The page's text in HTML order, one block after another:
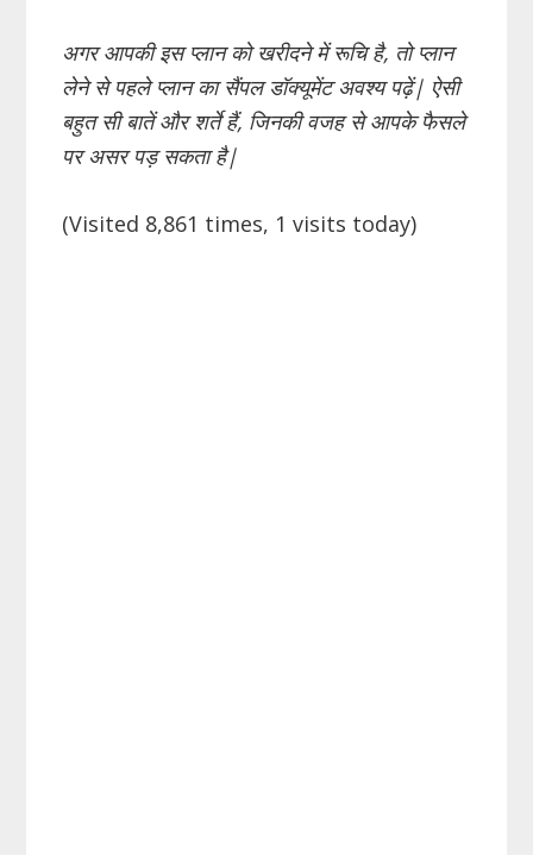
अगर आपकी इस प्लान को खरीदने में रूचि है, तो प्लान
लेने से पहले प्लान का सैंपल डॉक्यूमेंट अवश्य पढ़ें| ऐसी
बहुत सी बातें और शर्ते हैं, जिनकी वजह से आपके फैसले
पर असर पड़ सकता है|
(Visited 8,861 times, 1 visits today)